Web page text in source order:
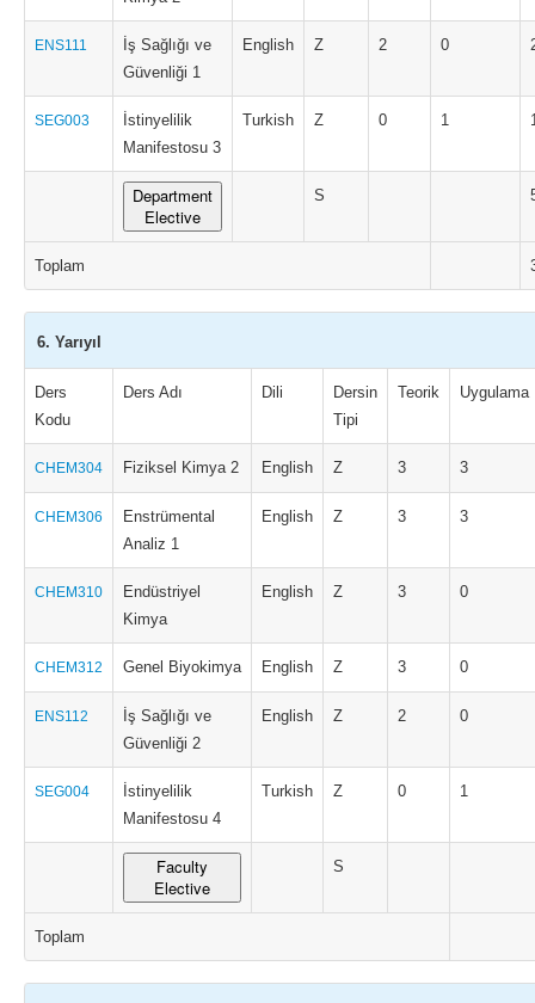
ENS111
İş Sağlığı ve
Güvenliği 1
English Z 2 0
SEG003
İstinyelilik
Manifestosu 3
Turkish Z 0 1
Department
Elective
S
Toplam
6. Yarıyıl
Ders
Kodu
Ders Adı Dili
Dersin
Tipi
Teorik Uygulama
CHEM304 Fiziksel Kimya 2 English Z 3 3
CHEM306
Enstrümental
Analiz 1
English Z 3 3
CHEM310
Endüstriyel
Kimya
English Z 3 0
CHEM312 Genel Biyokimya English Z 3 0
ENS112
İş Sağlığı ve
Güvenliği 2
English Z 2 0
SEG004
İstinyelilik
Manifestosu 4
Turkish Z 0 1
Faculty
Elective
S
Toplam